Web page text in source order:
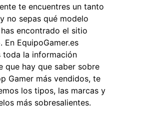
te encuentres un tanto
no sepas qué modelo
encontrado el sitio
En EquipoGamer.es
toda la información
que hay que saber sobre
Gamer más vendidos, te
los tipos, las marcas y
más sobresalientes.